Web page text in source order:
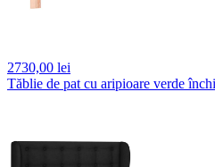
2730,00 lei
Tăblie de pat cu aripioare verde